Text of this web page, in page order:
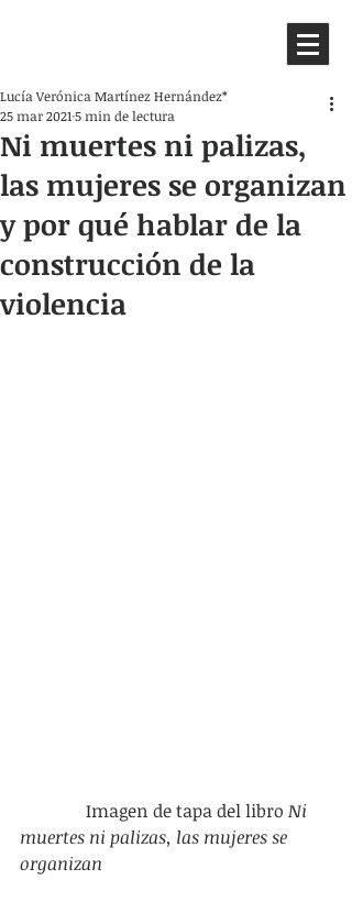
Ni muertes ni palizas,
las mujeres se organizan
y por qué hablar de la
construcción de la
violencia
Lucía Verónica Martínez Hernández*
25 mar 2021 5 min de lectura
               Imagen de tapa del libro
Ni
muertes ni palizas, las mujeres se
organizan